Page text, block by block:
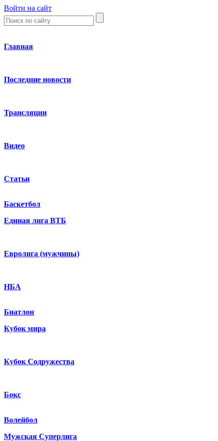
Войти на сайт
Главная
Последние новости
Трансляции
Видео
Статьи
Баскетбол
Единая лига ВТБ
Евролига (мужчины)
НБА
Биатлон
Кубок мира
Кубок Содружества
Бокс
Волейбол
Мужская Суперлига